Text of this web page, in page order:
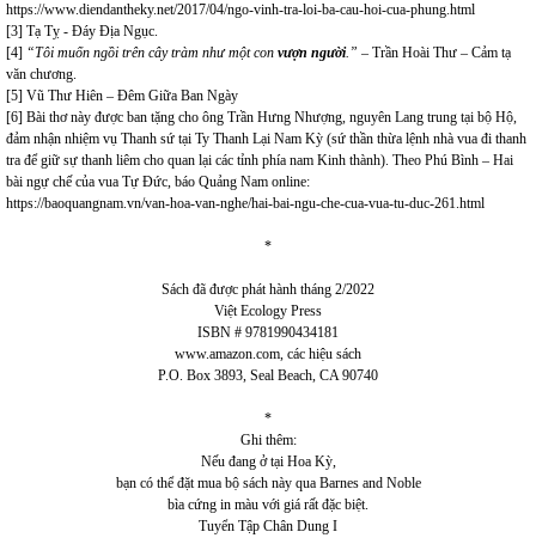
https://www.diendantheky.net/2017/04/ngo-vinh-tra-loi-ba-cau-hoi-cua-phung.html
[3] Tạ Tỵ - Đáy Địa Ngục.
[4] “Tôi muốn ngồi trên cây tràm như một con vượn người.” – Trần Hoài Thư – Cảm tạ
văn chương.
[5] Vũ Thư Hiên – Đêm Giữa Ban Ngày
[6] Bài thơ này được ban tặng cho ông Trần Hưng Nhượng, nguyên Lang trung tại bộ Hộ,
đảm nhận nhiệm vụ Thanh sứ tại Ty Thanh Lại Nam Kỳ (sứ thần thừa lệnh nhà vua đi thanh
tra để giữ sự thanh liêm cho quan lại các tỉnh phía nam Kinh thành). Theo Phú Bình – Hai
bài ngự chế của vua Tự Đức, báo Quảng Nam online:
https://baoquangnam.vn/van-hoa-van-nghe/hai-bai-ngu-che-cua-vua-tu-duc-261.html
*
Sách đã được phát hành tháng 2/2022
Việt Ecology Press
ISBN # 9781990434181
www.amazon.com, các hiệu sách
P.O. Box 3893, Seal Beach, CA 90740
*
Ghi thêm:
Nếu đang ở tại Hoa Kỳ,
bạn có thể đặt mua bộ sách này qua Barnes and Noble
bìa cứng in màu với giá rất đặc biệt.
Tuyển Tập Chân Dung I